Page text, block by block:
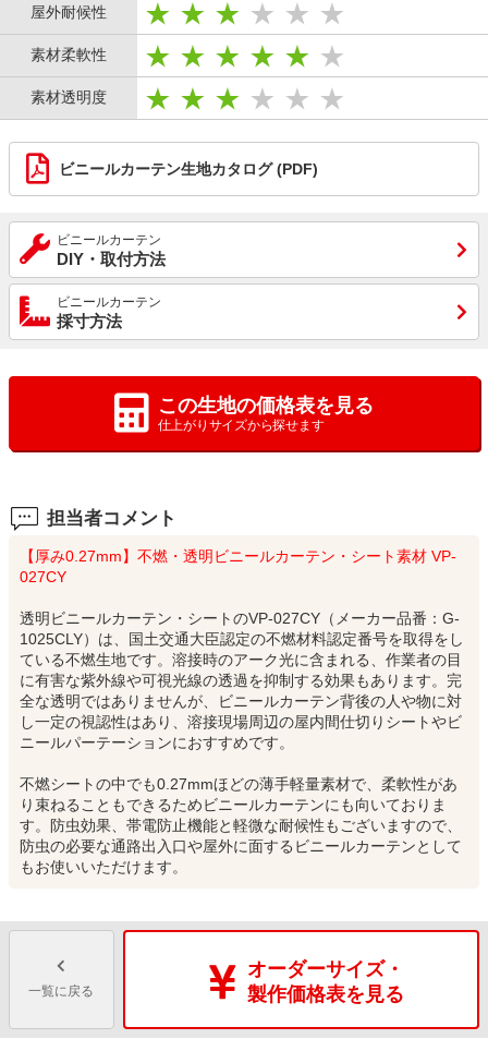
屋外耐候性
素材柔軟性
素材透明度
ビニールカーテン生地カタログ (PDF)
ビニールカーテン
DIY・取付方法
ビニールカーテン
採寸方法
この生地の価格表を見る
仕上がりサイズから探せます
担当者コメント
【厚み0.27mm】不燃・透明ビニールカーテン・シート素材 VP-
027CY
透明ビニールカーテン・シートのVP-027CY（メーカー品番：G-
1025CLY）は、国土交通大臣認定の不燃材料認定番号を取得をし
ている不燃生地です。溶接時のアーク光に含まれる、作業者の目
に有害な紫外線や可視光線の透過を抑制する効果もあります。完
全な透明ではありませんが、ビニールカーテン背後の人や物に対
し一定の視認性はあり、溶接現場周辺の屋内間仕切りシートやビ
ニールパーテーションにおすすめです。
不燃シートの中でも0.27mmほどの薄手軽量素材で、柔軟性があ
り束ねることもできるためビニールカーテンにも向いておりま
す。防虫効果、帯電防止機能と軽微な耐候性もございますので、
防虫の必要な通路出入口や屋外に面するビニールカーテンとして
もお使いいただけます。
一覧に戻る
オーダーサイズ・
製作価格表を見る